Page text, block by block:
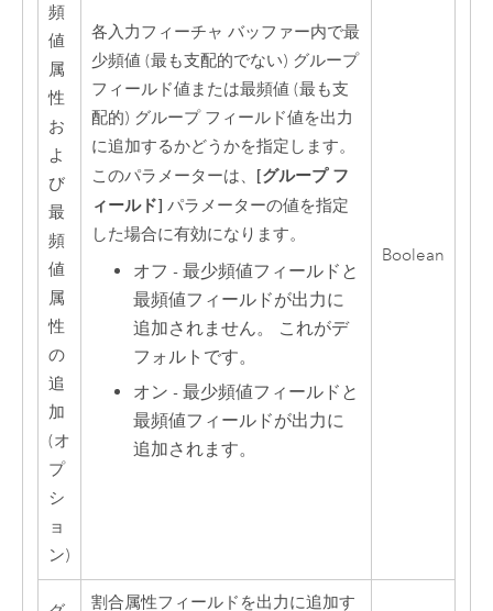
頻
値
属
性
お
よ
び
最
頻
値
属
性
の
追
加
(オ
プ
シ
ョ
ン)
各入力フィーチャ バッファー内で最
少頻値 (最も支配的でない) グループ
フィールド値または最頻値 (最も支
配的) グループ フィールド値を出力
に追加するかどうかを指定します。
このパラメーターは、 [グループ フ
ィールド] パラメーターの値を指定
した場合に有効になります。
オフ - 最少頻値フィールドと
最頻値フィールドが出力に
追加されません。 これがデ
フォルトです。
オン - 最少頻値フィールドと
最頻値フィールドが出力に
追加されます。
Boolean
割合属性フィールドを出力に追加す